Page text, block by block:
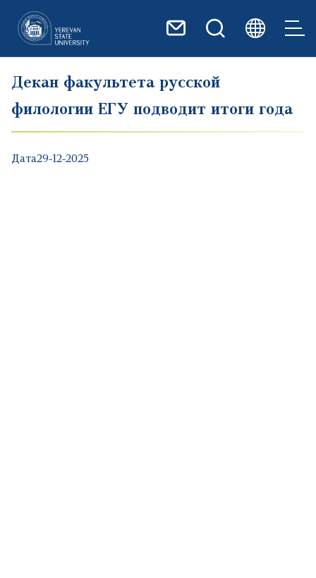
Декан факультета русской
филологии ЕГУ подводит итоги года
Дата29-12-2025